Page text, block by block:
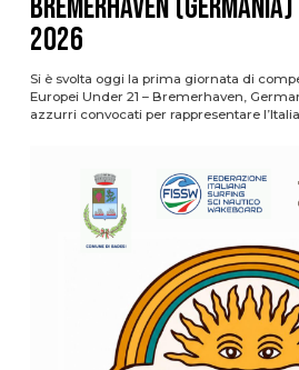
Bremerhaven
2026
Si è svolta oggi la prima giornata di
Europei Under 21 – Bremerhaven,
azzurri convocati per rappresentare l’Italia